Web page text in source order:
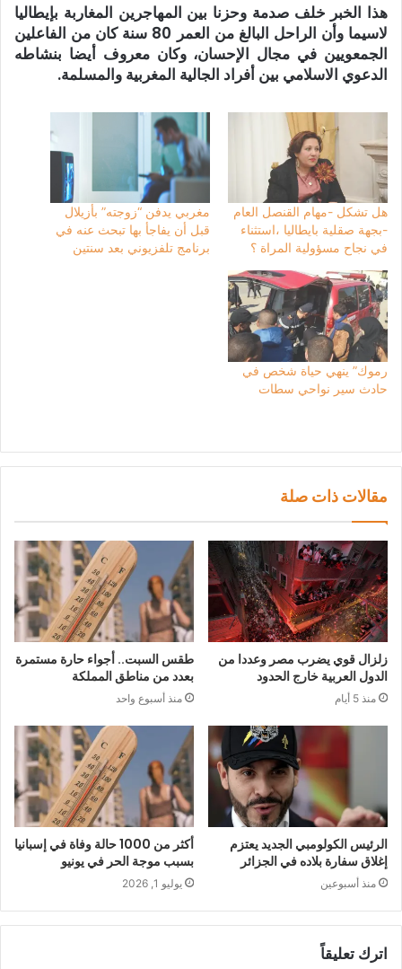
هذا الخبر خلف صدمة وحزنا بين المهاجرين المغاربة بإيطاليا
لاسيما وأن الراحل البالغ من العمر 80 سنة كان من الفاعلين
الجمعويين في مجال الإحسان، وكان معروف أيضا بنشاطه
الدعوي الاسلامي بين أفراد الجالية المغربية والمسلمة.
هل تشكل -مهام القنصل العام
-بجهة صقلية بايطاليا ،استثناء
في نجاح مسؤولية المراة ؟
مغربي يدفن “زوجته” بأزيلال
قبل أن يفاجأ بها تبحث عنه في
برنامج تلفزيوني بعد سنتين
رموك” ينهي حياة شخص في
حادث سير نواحي سطات
مقالات ذات صلة
زلزال قوي يضرب مصر وعددا من
الدول العربية خارج الحدود
منذ 5 أيام
طقس السبت.. أجواء حارة مستمرة
بعدد من مناطق المملكة
منذ أسبوع واحد
الرئيس الكولومبي الجديد يعتزم
إغلاق سفارة بلاده في الجزائر
منذ أسبوعين
أكثر من 1000 حالة وفاة في إسبانيا
بسبب موجة الحر في يونيو
يوليو 1, 2026
اترك تعليقاً